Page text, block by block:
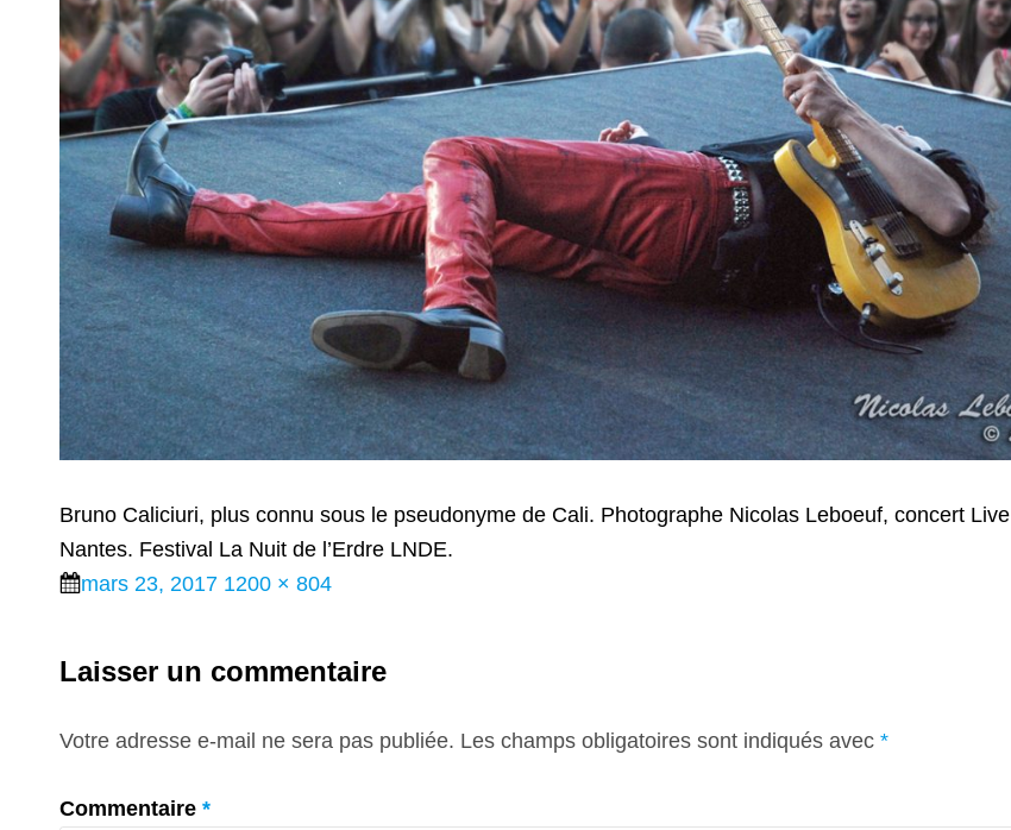
Bruno Cali­ciuri, plus connu sous le pseu­do­nyme de Cali. Photographe Nicolas Leboeuf, concert Live
Nantes. Festival La Nuit de l’Erdre LNDE.
Posted
mars 23, 2017 Full
1200 × 804
Laisser un commentaire
Votre adresse e-mail ne sera pas publiée. Les champs obligatoires sont indiqués avec *
Commentaire *